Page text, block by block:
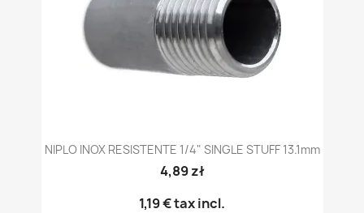
NIPLO INOX RESISTENTE 1/4" SINGLE STUFF 13.1mm
4,89 zł
1,19 €tax incl.